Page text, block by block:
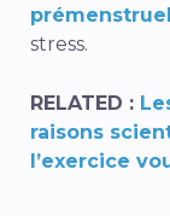
prémenstruel
stress.
RELATED :
raisons
l’exercice